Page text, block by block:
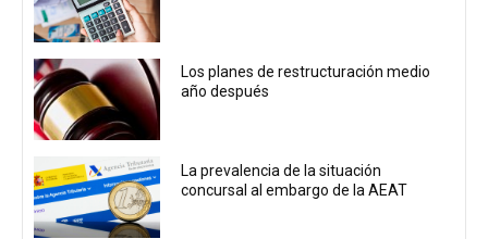
Los planes de restructuración medio
año después
La prevalencia de la situación
concursal al embargo de la AEAT